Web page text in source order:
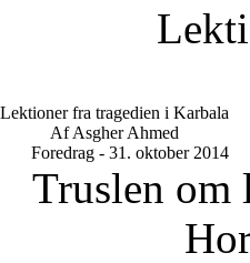
Lektioner fra tragedien i Karbala
Af Asgher Ahmed
Foredrag - 31. oktober 2014
Truslen om